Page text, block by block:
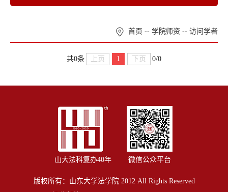
首页 -- 学院师资 -- 访问学者
共0条 上页 1 下页 0/0
山大法科复办40年 微信公众平台
版权所有：山东大学法学院 2012 All Rights Reserved